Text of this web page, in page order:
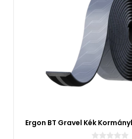
Ergon BT Gravel Kék